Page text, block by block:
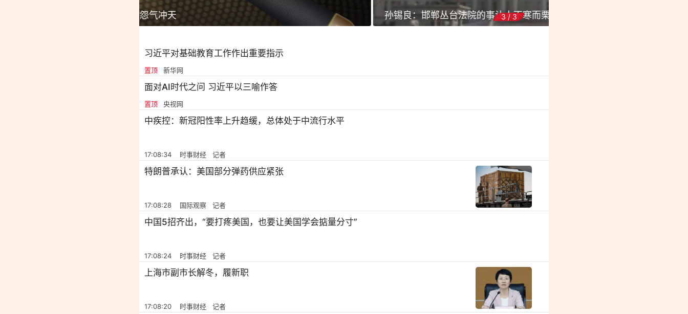
孙锡良：邯郸丛台法院的事让人不寒而栗 3 / 3
习近平对基础教育工作作出重要指示
置顶 新华网
面对AI时代之问 习近平以三喻作答
置顶 央视网
中疾控：新冠阳性率上升趋缓，总体处于中流行水平
17:08:34 时事财经 记者
特朗普承认：美国部分弹药供应紧张
17:08:28 国际观察 记者
中国5招齐出，“要打疼美国，也要让美国学会掂量分寸”
17:08:24 时事财经 记者
上海市副市长解冬，履新职
17:08:20 时事财经 记者